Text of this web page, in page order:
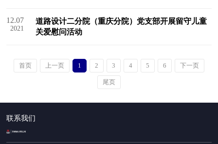
12.07
2021
道路设计二分院（重庆分院）党支部开展留守儿童
关爱慰问活动
首页 上一页 1 2 3 4 5 6 下一页
尾页
联系我们